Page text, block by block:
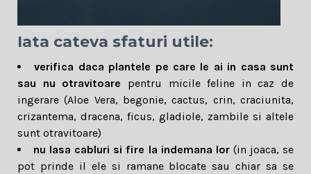
Iata cateva sfaturi utile:
verifica daca plantele pe care le ai in casa sunt
sau nu otravitoare pentru micile feline in caz de
ingerare (Aloe Vera, begonie, cactus, crin, craciunita,
crizantema, dracena, ficus, gladiole, zambile si altele
sunt otravitoare)
nu lasa cabluri si fire la indemana lor(in joaca, se
pot prinde il ele si ramane blocate sau chiar sa se